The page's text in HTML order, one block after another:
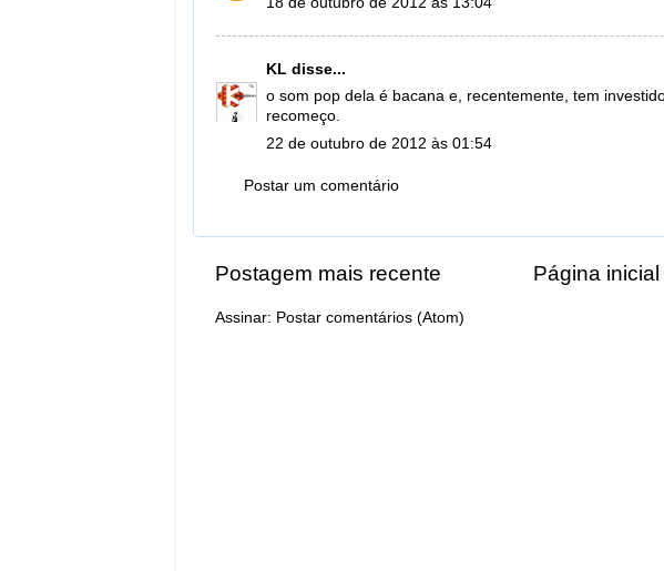
KL disse...
o som pop dela é bacana e, recentemente, tem
recomeço.
22 de outubro de 2012 às 01:54
Postar um comentário
Postagem mais recente Página inicial
Assinar: Postar comentários (Atom)